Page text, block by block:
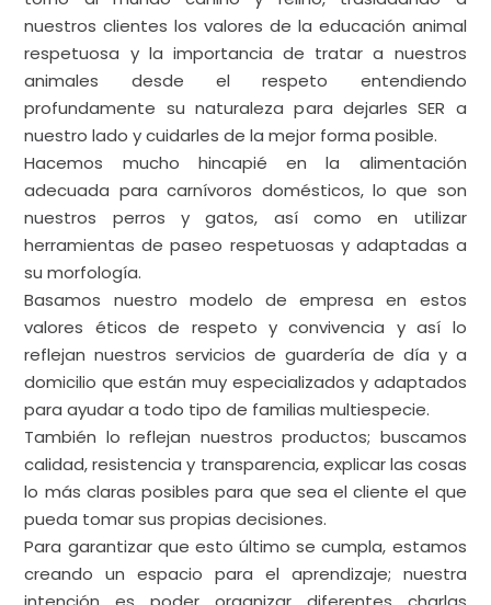
nuestros clientes los valores de la educación animal
respetuosa y la importancia de tratar a nuestros
animales desde el respeto entendiendo
profundamente su naturaleza para dejarles SER a
nuestro lado y cuidarles de la mejor forma posible.
Hacemos mucho hincapié en la alimentación
adecuada para carnívoros domésticos, lo que son
nuestros perros y gatos, así como en utilizar
herramientas de paseo respetuosas y adaptadas a
su morfología.
Basamos nuestro modelo de empresa en estos
valores éticos de respeto y convivencia y así lo
reflejan nuestros servicios de guardería de día y a
domicilio que están muy especializados y adaptados
para ayudar a todo tipo de familias multiespecie.
También lo reflejan nuestros productos; buscamos
calidad, resistencia y transparencia, explicar las cosas
lo más claras posibles para que sea el cliente el que
pueda tomar sus propias decisiones.
Para garantizar que esto último se cumpla, estamos
creando un espacio para el aprendizaje; nuestra